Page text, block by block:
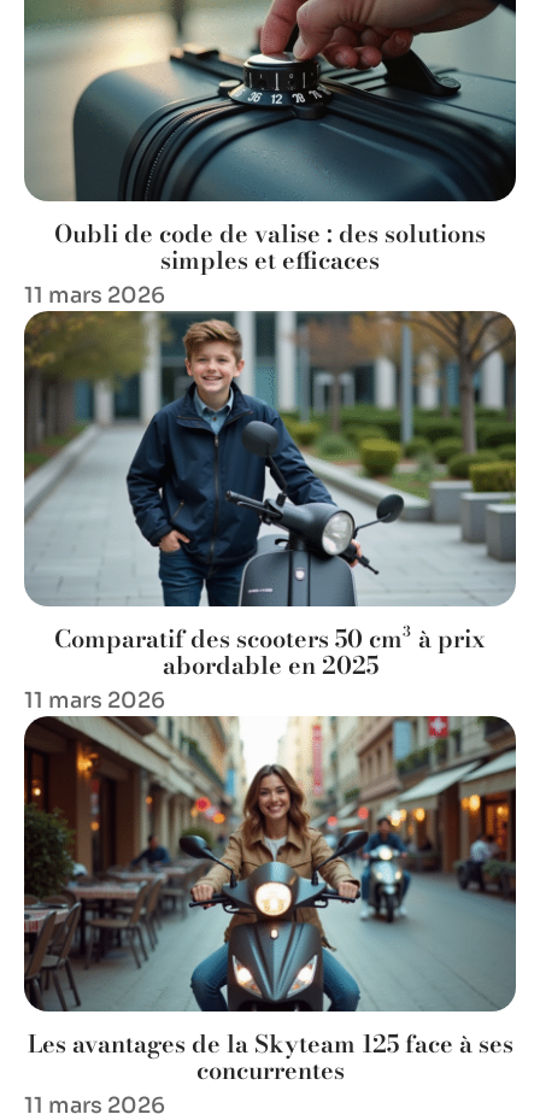
Oubli de code de valise : des solutions
simples et efficaces
11 mars 2026
Comparatif des scooters 50 cm³ à prix
abordable en 2025
11 mars 2026
Les avantages de la Skyteam 125 face à ses
concurrentes
11 mars 2026